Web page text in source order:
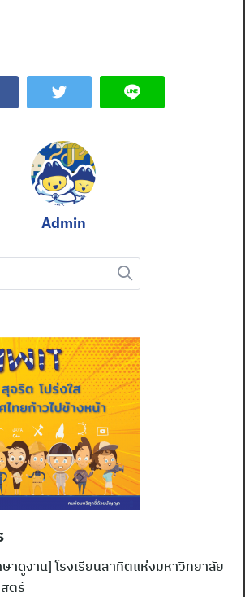
Admin
าดูงาน] โรงเรียนสาทิตแห่งมหาวิทยาลัย
ตร์